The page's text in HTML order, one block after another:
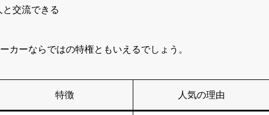
交流できる
カーならではの特権ともいえるでしょう。
特徴 人気の理由